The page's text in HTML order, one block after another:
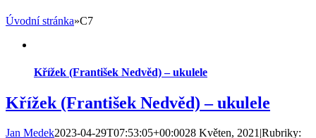
Úvodní stránka»C7
Křížek (František Nedvěd) – ukulele
Křížek (František Nedvěd) – ukulele
Jan Medek2023-04-29T07:53:05+00:0028 Květen, 2021 |Rubriky: